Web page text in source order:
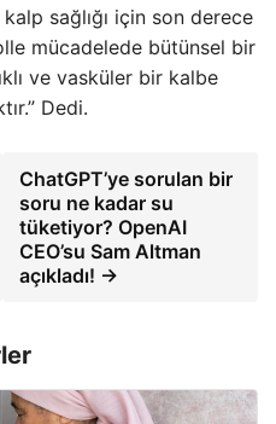
sağlığı için son derece
mücadelede bütünsel bir
ve vasküler bir kalbe
Dedi.
ChatGPT’ye sorulan bir
soru ne kadar su
tüketiyor? OpenAI
CEO’su Sam Altman
açıkladı! →